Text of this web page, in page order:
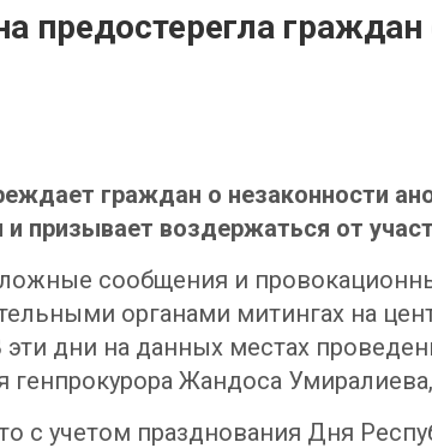
предостерегла
граждан о незаконности
призывает воздержаться от
сообщения и
органами митингах на
эти дни на данных местах
генпрокурора Жандоса
с учетом празднования Дня